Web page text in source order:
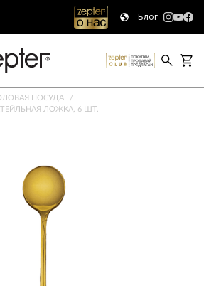
Блог
ПОСУДА
ЛОЖКА, 6 ШТ.